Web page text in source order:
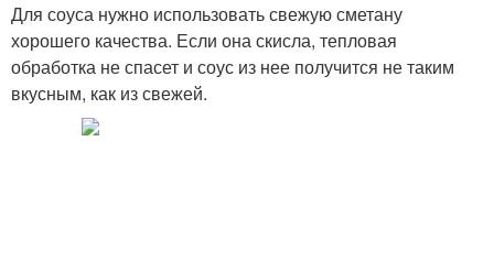
Для соуса нужно использовать свежую сметану
хорошего качества. Если она скисла, тепловая
обработка не спасет и соус из нее получится не таким
вкусным, как из свежей.